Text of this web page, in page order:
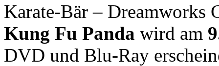
Karate-Bär – Dreamworks
Kung Fu Panda wird am
DVD und Blu-Ray